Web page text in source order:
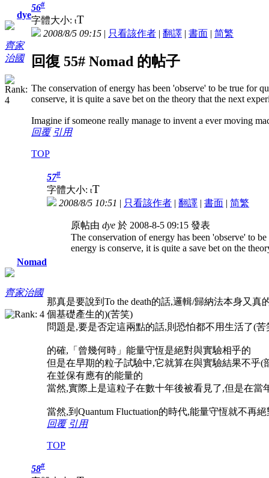
dye
齊家
治國
56#
字體大小: tT
2008/8/5 09:15 | 只看該作者 | 翻譯 | 書面 | 简繁
回復 55# Nomad 的帖子
The conservation of energy has been 'observe' to be true for
conserve, it is quite a save bet on the theory that the next
Imagine if someone really manage to invent a ever moving
回覆 引用
TOP
Nomad
齊家治國
57#
字體大小: tT
2008/8/5 10:51 | 只看該作者 | 翻譯 | 書面 | 简繁
原帖由 dye 於 2008-8-5 09:15 發表
The conservation of energy has been 'observe' to
energy is conserve, it is quite a save bet on the
那真是要說到To the death的話,邏輯/歸納法本身又
個基礎產生的)(苦笑)
問題是,要是否定這兩點的話,則恐怕都不用生活了(苦
的確,「曾幾何時」能量守恆是絕對與實驗相乎的
但是在早期的粒子試驗中,它就算在與實驗結果不乎
在並保有應有的能量的
當然,實際上是這粒子在數十年後被看見了,但是在
當然,到Quantum Fluctuation的時代,能量守恆就不再
回覆 引用
TOP
58#